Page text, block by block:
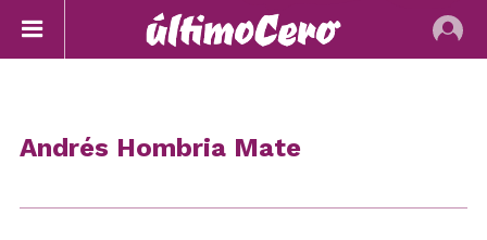
Andrés Hombria Mate